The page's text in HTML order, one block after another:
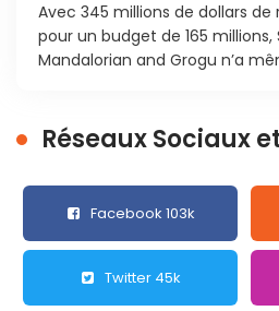
Avec 345 millions de dollars
pour un budget de 165 millions,
Mandalorian and Grogu n’a
Réseaux Sociaux
Facebook 103k
Twitter 45k